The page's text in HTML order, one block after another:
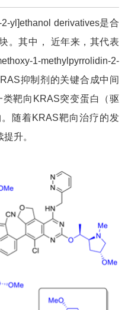
yl]ethanol derivatives是合
。其中， 近年来，其代表
1-methylpyrrolidin-2-
抑制剂的关键合成中间
靶向KRAS突变蛋白（驱
随着KRAS靶向治疗的发
升。